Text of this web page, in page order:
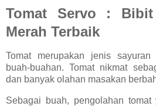
Tomat Servo : Bibit
Merah Terbaik
Tomat merupakan jenis
buah-buahan. Tomat nikmat
dan banyak olahan masakan
Sebagai buah, pengolahan tomat